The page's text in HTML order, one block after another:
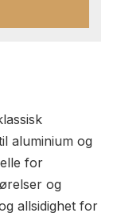
aluminium og
for
og
allsidighet for